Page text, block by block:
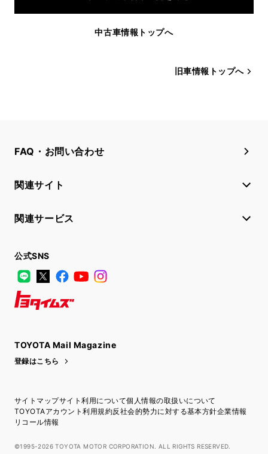
中古車情報トップへ
旧車情報トップへ
FAQ・お問い合わせ
関連サイト
関連サービス
公式SNS
LINE
X FacebookYouTube
TOYOTA Mail Magazine
登録はこちら
サイトマップサイト利用について個人情報の取扱いについて
TOYOTAアカウント利用規約反社会的勢力に対する基本方針企業情報
リコール情報
©1995-2026 TOYOTA MOTOR CORPORATION. ALL RIGHTS RESERVED.